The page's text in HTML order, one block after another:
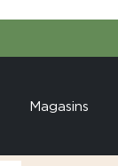
Magasins